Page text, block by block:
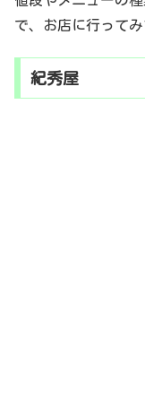
で、お店に行って
紀秀屋